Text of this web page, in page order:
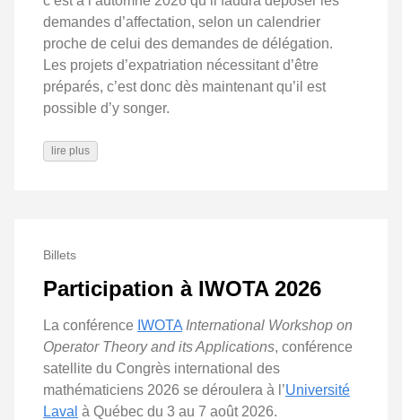
demandes d’affectation, selon un calendrier
proche de celui des demandes de délégation.
Les projets d’expatriation nécessitant d’être
préparés, c’est donc dès maintenant qu’il est
possible d’y songer.
lire plus
Billets
Participation à IWOTA 2026
La conférence IWOTA International Workshop on
Operator Theory and its Applications, conférence
satellite du Congrès international des
mathématiciens 2026 se déroulera à l’Université
Laval à Québec du 3 au 7 août 2026.